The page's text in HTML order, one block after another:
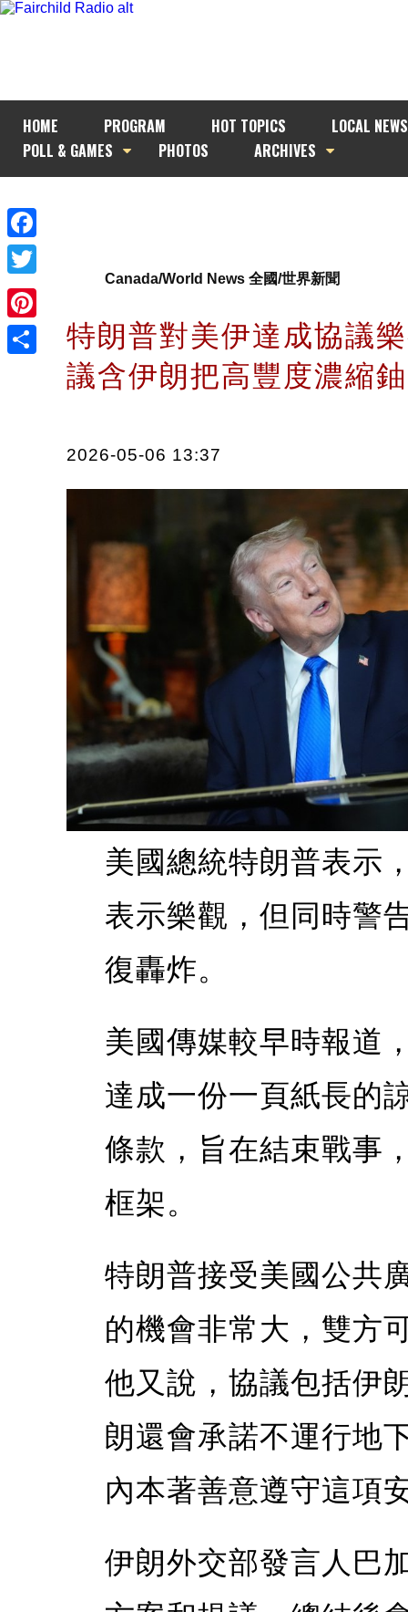
HOME PROGRAM HOT TOPICS
LOCAL NEWS
POLL & GAMES
PHOTOS ARCHIVES
Facebook
Twitter
Pinterest
Canada/World News 全國/世界新聞
特朗普對美伊達成協議
議含伊朗把高豐度濃縮
2026-05-06 13:37
美國總統特朗普表示
表示樂觀，但同時警
復轟炸。
美國傳媒較早時報道
達成一份一頁紙長的
條款，旨在結束戰事
框架。
特朗普接受美國公共
的機會非常大，雙方
他又說，協議包括伊
朗還會承諾不運行地
內本著善意遵守這項
伊朗外交部發言人巴